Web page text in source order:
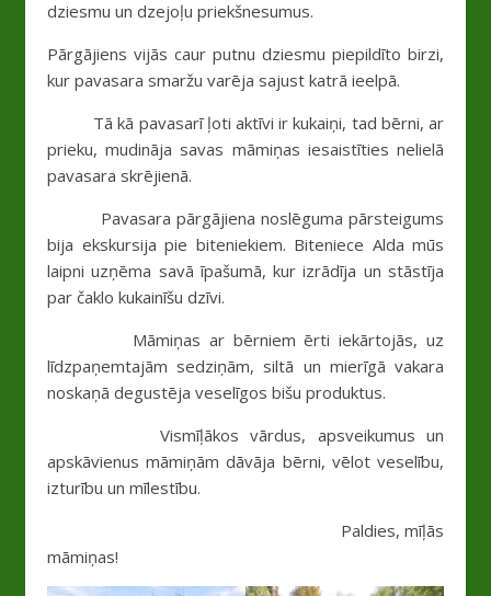
dziesmu un dzejoļu priekšnesumus.
Pārgājiens vijās caur putnu dziesmu piepildīto birzi,
kur pavasara smaržu varēja sajust katrā ieelpā.
Tā kā pavasarī ļoti aktīvi ir kukaiņi, tad bērni, ar
prieku, mudināja savas māmiņas iesaistīties nelielā
pavasara skrējienā.
Pavasara pārgājiena noslēguma pārsteigums
bija ekskursija pie biteniekiem. Biteniece Alda mūs
laipni uzņēma savā īpašumā, kur izrādīja un stāstīja
par čaklo kukainīšu dzīvi.
Māmiņas ar bērniem ērti iekārtojās, uz
līdzpaņemtajām sedziņām, siltā un mierīgā vakara
noskaņā degustēja veselīgos bišu produktus.
Vismīļākos vārdus, apsveikumus un
apskāvienus māmiņām dāvāja bērni, vēlot veselību,
izturību un mīlestību.
Paldies, mīļās
māmiņas!